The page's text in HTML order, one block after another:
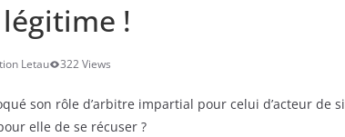
!
Letau 322 Views
son rôle d’arbitre impartial pour celui d’acteur de
elle de se récuser ?